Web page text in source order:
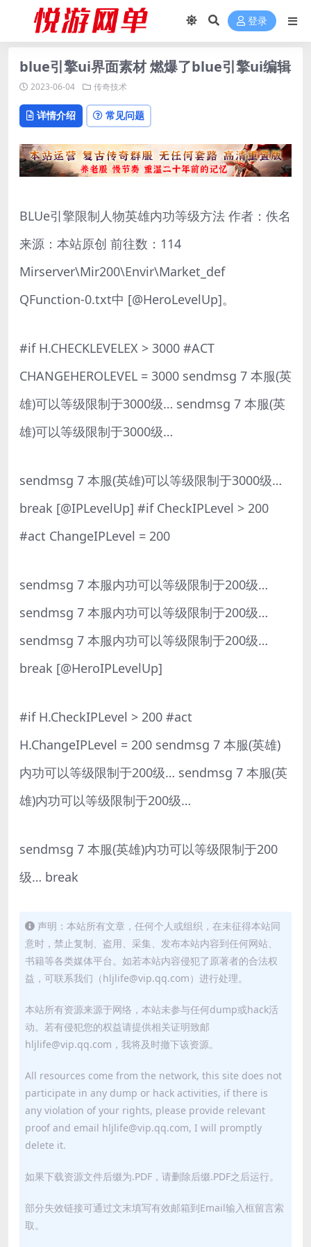
登录
blue引擎ui界面素材 燃爆了blue引擎ui编辑
2023-06-04 传奇技术
详情介绍 常见问题
BLUe引擎限制人物英雄内功等级方法 作者：佚名
来源：本站原创 前往数：114
Mirserver\Mir200\Envir\Market_def
QFunction-0.txt中 [@HeroLevelUp]。
#if H.CHECKLEVELEX > 3000 #ACT
CHANGEHEROLEVEL = 3000 sendmsg 7 本服(英
雄)可以等级限制于3000级… sendmsg 7 本服(英
雄)可以等级限制于3000级…
sendmsg 7 本服(英雄)可以等级限制于3000级…
break [@IPLevelUp] #if CheckIPLevel > 200
#act ChangeIPLevel = 200
sendmsg 7 本服内功可以等级限制于200级…
sendmsg 7 本服内功可以等级限制于200级…
sendmsg 7 本服内功可以等级限制于200级…
break [@HeroIPLevelUp]
#if H.CheckIPLevel > 200 #act
H.ChangeIPLevel = 200 sendmsg 7 本服(英雄)
内功可以等级限制于200级… sendmsg 7 本服(英
雄)内功可以等级限制于200级…
sendmsg 7 本服(英雄)内功可以等级限制于200
级… break
声明：本站所有文章，任何个人或组织，在未征得本站同
意时，禁止复制、盗用、采集、发布本站内容到任何网站、
书籍等各类媒体平台。如若本站内容侵犯了原著者的合法权
益，可联系我们（hljlife@vip.qq.com）进行处理。
本站所有资源来源于网络，本站未参与任何dump或hack活
动。若有侵犯您的权益请提供相关证明致邮
hljlife@vip.qq.com，我将及时撤下该资源。
All resources come from the network, this site does not
participate in any dump or hack activities, if there is
any violation of your rights, please provide relevant
proof and email hljlife@vip.qq.com, I will promptly
delete it.
如果下载资源文件后缀为.PDF，请删除后缀.PDF之后运行。
部分失效链接可通过文末填写有效邮箱到Email输入框留言索
取。